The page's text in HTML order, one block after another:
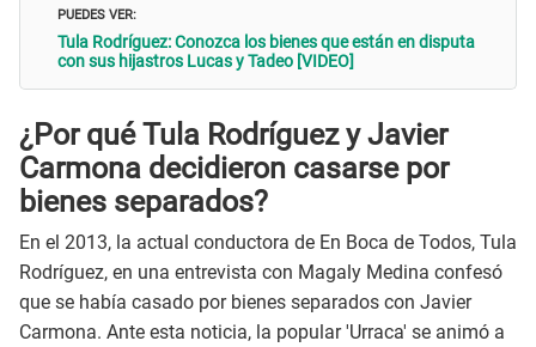
PUEDES VER:
Tula Rodríguez: Conozca los bienes que están en disputa
con sus hijastros Lucas y Tadeo [VIDEO]
¿Por qué Tula Rodríguez y Javier
Carmona decidieron casarse por
bienes separados?
En el 2013, la actual conductora de En Boca de Todos, Tula
Rodríguez, en una entrevista con Magaly Medina confesó
que se había casado por bienes separados con Javier
Carmona. Ante esta noticia, la popular 'Urraca' se animó a